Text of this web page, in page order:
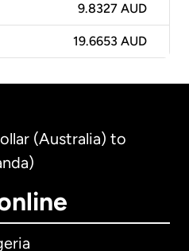
9.8327 AUD
19.6653 AUD
(Australia) to